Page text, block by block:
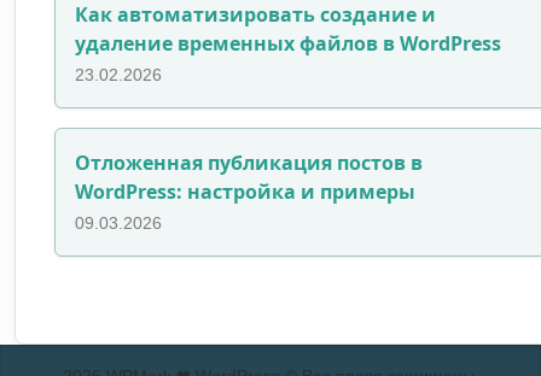
Как автоматизировать создание и
удаление временных файлов в WordPress
23.02.2026
Отложенная публикация постов в
WordPress: настройка и примеры
09.03.2026